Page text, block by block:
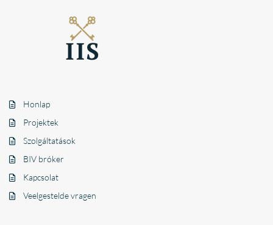
Honlap
Projektek
Szolgáltatások
BIV bróker
Kapcsolat
Veelgestelde vragen